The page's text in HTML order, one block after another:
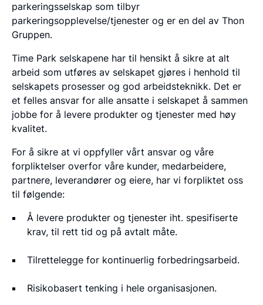
parkeringsselskap som tilbyr
parkeringsopplevelse/tjenester og er en del av Thon
Gruppen.
Time Park selskapene har til hensikt å sikre at alt
arbeid som utføres av selskapet gjøres i henhold til
selskapets prosesser og god arbeidsteknikk. Det er
et felles ansvar for alle ansatte i selskapet å sammen
jobbe for å levere produkter og tjenester med høy
kvalitet.
For å sikre at vi oppfyller vårt ansvar og våre
forpliktelser overfor våre kunder, medarbeidere,
partnere, leverandører og eiere, har vi forpliktet oss
til følgende:
Å levere produkter og tjenester iht. spesifiserte
krav, til rett tid og på avtalt måte.
Tilrettelegge for kontinuerlig forbedringsarbeid.
Risikobasert tenking i hele organisasjonen.